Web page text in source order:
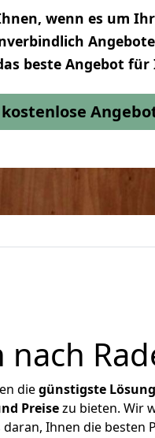
wenn es um
beste Angebot
diegünstigste Lösung
Preisezu bieten. Wir
Ihnen die besten